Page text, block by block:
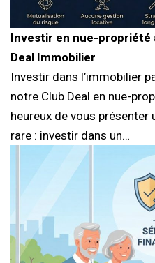
Investir en nue-propriété
Deal Immobilier
Investir dans l’immobilier
notre Club Deal en nue-
heureux de vous
rare : investir dans un…